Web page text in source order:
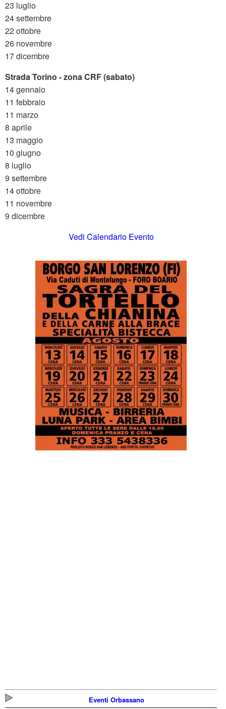
23 luglio
24 settembre
22 ottobre
26 novembre
17 dicembre
Strada Torino - zona CRF (sabato)
14 gennaio
11 febbraio
11 marzo
8 aprile
13 maggio
10 giugno
8 luglio
9 settembre
14 ottobre
11 novembre
9 dicembre
Vedi Calendario Evento
Eventi Orbassano